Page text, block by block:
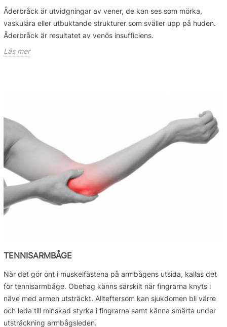
Åderbråck är utvidgningar av vener, de kan ses som mörka,
vaskulära eller utbuktande strukturer som sväller upp på huden.
Åderbråck är resultatet av venös insufficiens.
Läs mer
TENNISARMBÅGE
När det gör ont i muskelfästena på armbågens utsida, kallas det
för tennisarmbåge. Obehag känns särskilt när fingrarna knyts i
näve med armen utsträckt. Allteftersom kan sjukdomen bli värre
och leda till minskad styrka i fingrarna samt känna smärta under
utsträckning armbågsleden.